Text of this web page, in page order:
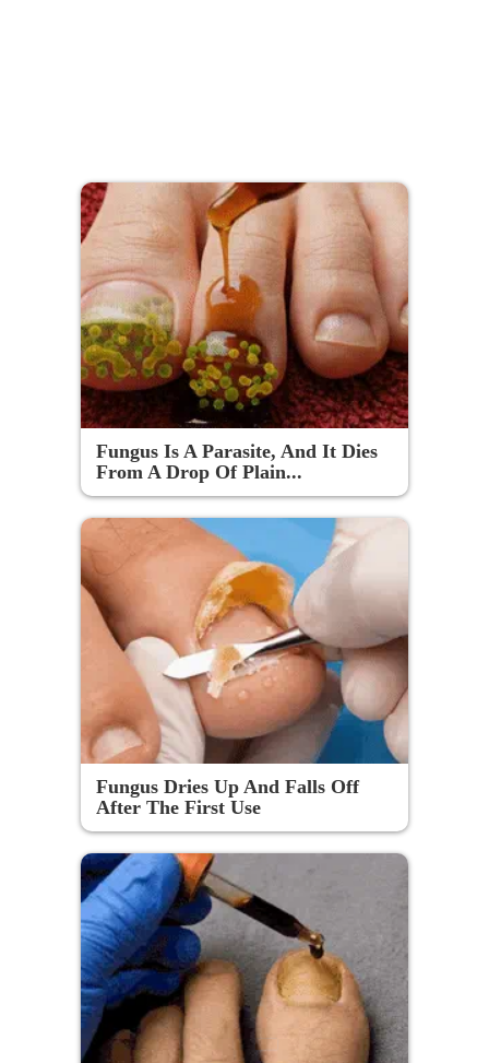
Fungus Is A Parasite, And It Dies
From A Drop Of Plain...
Fungus Dries Up And Falls Off
After The First Use